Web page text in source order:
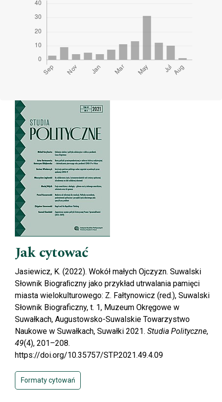
Cover image
Jak cytować
Jasiewicz, K. (2022). Wokół małych Ojczyzn. Suwalski
Słownik Biograﬁczny jako przykład utrwalania pamięci
miasta wielokulturowego: Z. Fałtynowicz (red.), Suwalski
Słownik Biograficzny, t. 1, Muzeum Okręgowe w
Suwałkach, Augustowsko-Suwalskie Towarzystwo
Naukowe w Suwałkach, Suwałki 2021. Studia Polityczne,
49(4), 201–208.
https://doi.org/10.35757/STP.2021.49.4.09
Formaty cytowań